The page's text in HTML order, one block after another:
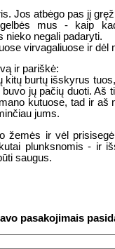
Jos atbėgo pas jį
mus - kaip
nieko negali padaryti.
virvagaliuose ir dėl
ir pariškė:
kitų burtų išskyrus
jų pačių duoti. Aš
kutuose, tad ir aš
jums.
žemės ir vėl
plunksnomis - ir
saugus.
pasakojimais